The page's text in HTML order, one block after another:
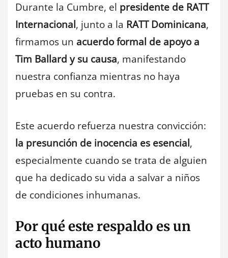
Durante la Cumbre, el presidente de RATT
Internacional, junto a la RATT Dominicana,
firmamos un acuerdo formal de apoyo a
Tim Ballard y su causa, manifestando
nuestra confianza mientras no haya
pruebas en su contra.
Este acuerdo refuerza nuestra convicción:
la presunción de inocencia es esencial,
especialmente cuando se trata de alguien
que ha dedicado su vida a salvar a niños
de condiciones inhumanas.
Por qué este respaldo es un
acto humano